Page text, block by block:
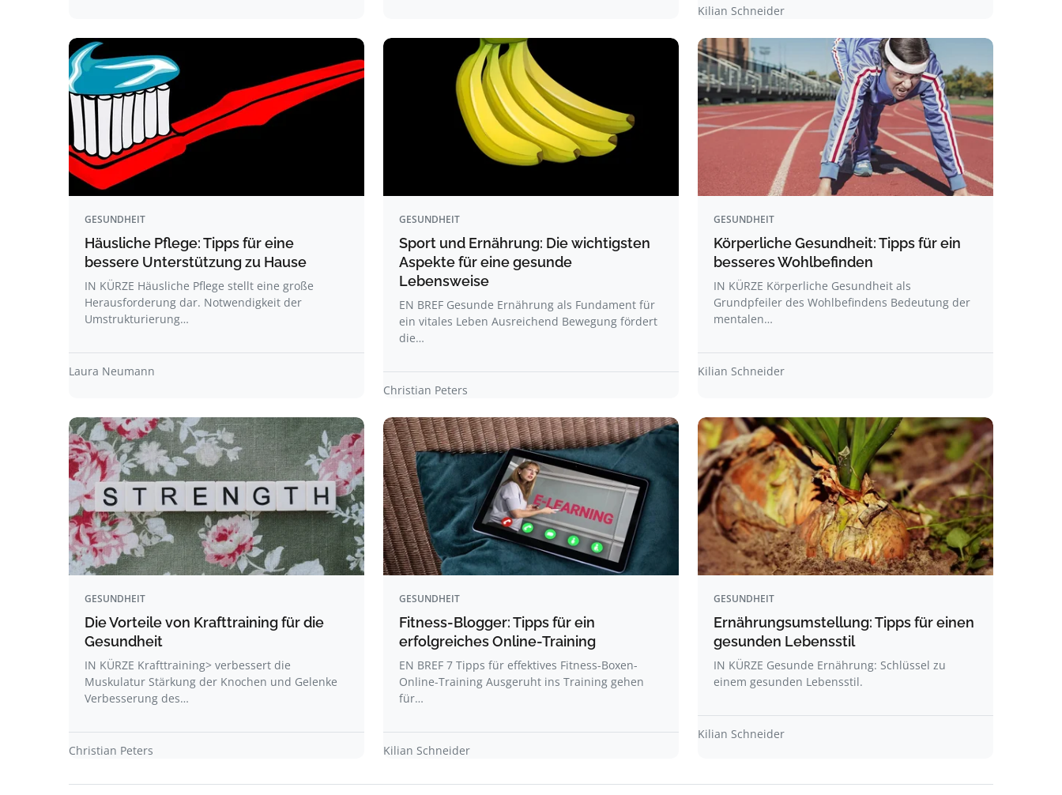
Kilian Schneider
GESUNDHEIT
Häusliche Pflege: Tipps für eine
bessere Unterstützung zu Hause
IN KÜRZE Häusliche Pflege stellt eine große
Herausforderung dar. Notwendigkeit der
Umstrukturierung…
Laura Neumann
GESUNDHEIT
Sport und Ernährung: Die wichtigsten
Aspekte für eine gesunde
Lebensweise
EN BREF Gesunde Ernährung als Fundament für
ein vitales Leben Ausreichend Bewegung fördert
die…
Christian Peters
GESUNDHEIT
Körperliche Gesundheit: Tipps für ein
besseres Wohlbefinden
IN KÜRZE Körperliche Gesundheit als
Grundpfeiler des Wohlbefindens Bedeutung der
mentalen…
Kilian Schneider
GESUNDHEIT
Die Vorteile von Krafttraining für die
Gesundheit
IN KÜRZE Krafttraining> verbessert die
Muskulatur Stärkung der Knochen und Gelenke
Verbesserung des…
Christian Peters
GESUNDHEIT
Fitness-Blogger: Tipps für ein
erfolgreiches Online-Training
EN BREF 7 Tipps für effektives Fitness-Boxen-
Online-Training Ausgeruht ins Training gehen
für…
Kilian Schneider
GESUNDHEIT
Ernährungsumstellung: Tipps für einen
gesunden Lebensstil
IN KÜRZE Gesunde Ernährung: Schlüssel zu
einem gesunden Lebensstil.
Kilian Schneider